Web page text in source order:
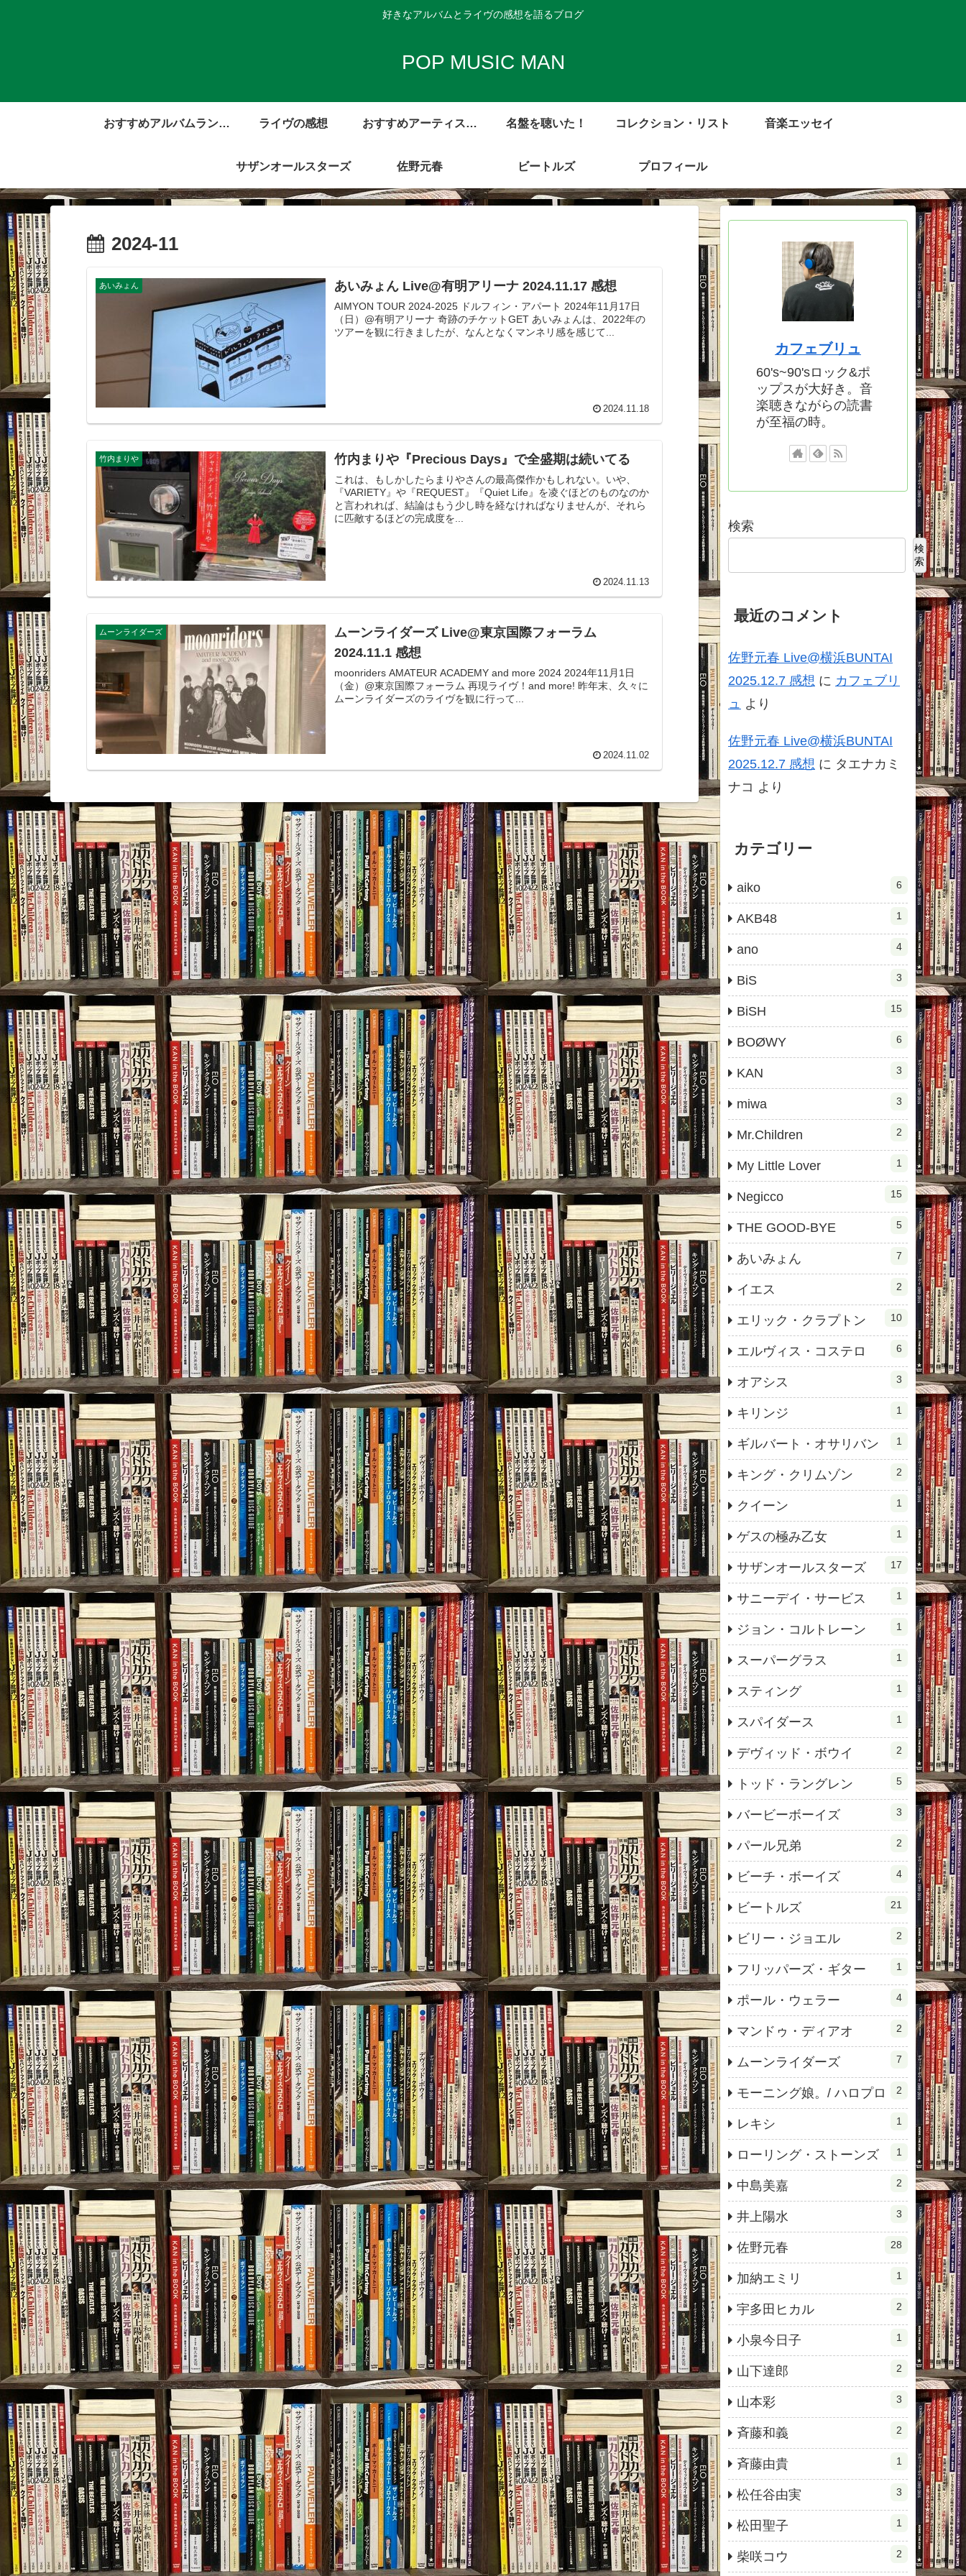
好きなアルバムとライヴの感想を語るブログ
POP MUSIC MAN
おすすめアルバムランキ ライヴの感想 おすすめアーティスト
アルバム・レビュー集
名盤を聴いた！ コレクション・リスト 音楽エッセイ
サザンオールスターズ 佐野元春 ビートルズ プロフィール
2024-11
あいみょん あいみょん Live@有明アリーナ 2024.11.17 感想
AIMYON TOUR 2024-2025 ドルフィン・アパート 2024年11月17日
（日）@有明アリーナ 奇跡のチケットGET あいみょんは、2022年の
ツアーを観に行きましたが、なんとなくマンネリ感を感じて...
2024.11.18
竹内まりや 竹内まりや『Precious Days』で全盛期は続いてる
これは、もしかしたらまりやさんの最高傑作かもしれない。いや、
『VARIETY』や『REQUEST』『Quiet Life』を凌ぐほどのものなのか
と言われれば、結論はもう少し時を経なければなりませんが、それら
に匹敵するほどの完成度を...
2024.11.13
ムーンライダーズ
ムーンライダーズ Live@東京国際フォーラム
2024.11.1 感想
moonriders AMATEUR ACADEMY and more 2024 2024年11月1日
（金）@東京国際フォーラム 再現ライヴ！and more! 昨年末、久々に
ムーンライダーズのライヴを観に行って...
2024.11.02
カフェブリュ
60's~90'sロック&ポ
ップスが大好き。音
楽聴きながらの読書
が至福の時。
検索
検
索
最近のコメント
佐野元春 Live@横浜BUNTAI
2025.12.7 感想 に カフェブリ
ュ より
佐野元春 Live@横浜BUNTAI
2025.12.7 感想 に タエナカミ
ナコ より
カテゴリー
aiko 6
AKB48 1
ano 4
BiS 3
BiSH 15
BOØWY 6
KAN 3
miwa 3
Mr.Children 2
My Little Lover 1
Negicco 15
THE GOOD-BYE 5
あいみょん 7
イエス 2
エリック・クラプトン 10
エルヴィス・コステロ 6
オアシス 3
キリンジ 1
ギルバート・オサリバン 1
キング・クリムゾン 2
クイーン 1
ゲスの極み乙女 1
サザンオールスターズ 17
サニーデイ・サービス 1
ジョン・コルトレーン 1
スーパーグラス 1
スティング 1
スパイダース 1
デヴィッド・ボウイ 2
トッド・ラングレン 5
バービーボーイズ 3
パール兄弟 2
ビーチ・ボーイズ 4
ビートルズ 21
ビリー・ジョエル 2
フリッパーズ・ギター 1
ポール・ウェラー 4
マンドゥ・ディアオ 2
ムーンライダーズ 7
モーニング娘。/ ハロプロ 2
レキシ 1
ローリング・ストーンズ 1
中島美嘉 2
井上陽水 3
佐野元春 28
加納エミリ 1
宇多田ヒカル 2
小泉今日子 1
山下達郎 2
山本彩 3
斉藤和義 2
斉藤由貴 1
松任谷由実 3
松田聖子 1
柴咲コウ 2